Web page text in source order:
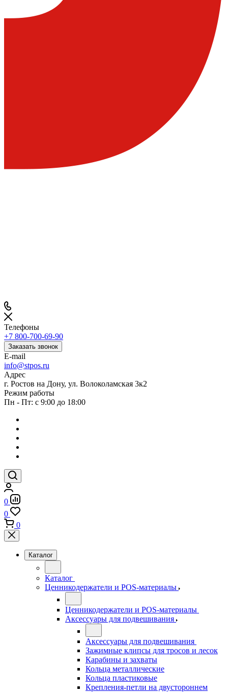
Телефоны
+7 800-700-69-90
Заказать звонок
E-mail
info@stpos.ru
Адрес
г. Ростов на Дону, ул. Волоколамская 3к2
Режим работы
Пн - Пт: с 9:00 до 18:00
0
0
0
Каталог
Каталог
Ценникодержатели и POS-материалы
Ценникодержатели и POS-материалы
Аксессуары для подвешивания
Аксессуары для подвешивания
Зажимные клипсы для тросов и лесок
Карабины и захваты
Кольца металлические
Кольца пластиковые
Крепления-петли на двустороннем